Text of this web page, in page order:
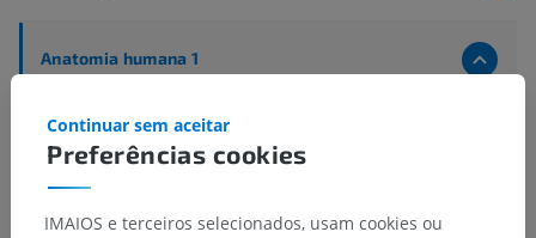
Anatomia humana 1
Parte central ; Sistema nervoso central
Rombencéfalo> Mielencéfalo; ponte e cerebelo
Preferências cookies
Continuar sem aceitar
IMAIOS e terceiros selecionados, usam cookies ou